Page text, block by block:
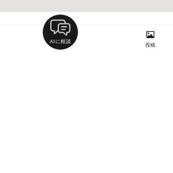
AIに相談
投稿